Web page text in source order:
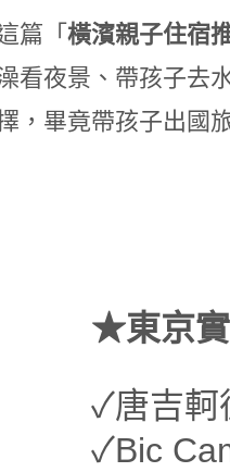
篇「 橫濱親子住宿
看夜景、帶孩子去
，畢竟帶孩子出國
★東京
✓唐吉軻
✓Bic